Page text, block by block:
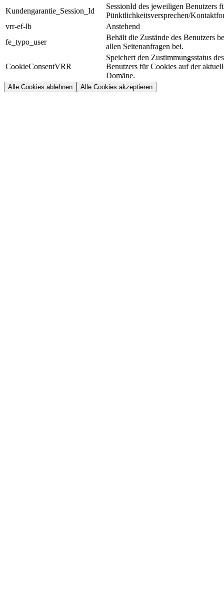
Kundengarantie_Session_Id
SessionId des jeweiligen Benutzers
Pünktlichkeitsversprechen/
vrr-ef-lb
Anstehend
fe_typo_user
Behält die Zustände des Benutzers
allen Seitenanfragen bei.
CookieConsentVRR
Speichert den Zustimmungsstatus des
Benutzers für Cookies auf der
Domäne.
Alle Cookies ablehnen Alle Cookies akzeptieren